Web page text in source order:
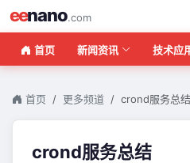
eenano.com
首页 新闻资讯 技术应
首页 更多频道 crond服务总结
crond服务总结